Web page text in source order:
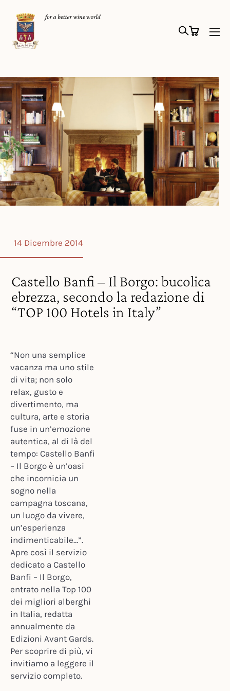
14 Dicembre 2014
Castello Banfi – Il Borgo: bucolica
ebrezza, secondo la redazione di
“TOP 100 Hotels in Italy”
“Non una semplice
vacanza ma uno stile
di vita; non solo
relax, gusto e
divertimento, ma
cultura, arte e storia
fuse in un’emozione
autentica, al di là del
tempo: Castello Banfi
– Il Borgo è un’oasi
che incornicia un
sogno nella
campagna toscana,
un luogo da vivere,
un’esperienza
indimenticabile…”.
Apre così il servizio
dedicato a Castello
Banfi – Il Borgo,
entrato nella Top 100
dei migliori alberghi
in Italia, redatta
annualmente da
Edizioni Avant Gards.
Per scoprire di più, vi
invitiamo a leggere il
servizio completo.